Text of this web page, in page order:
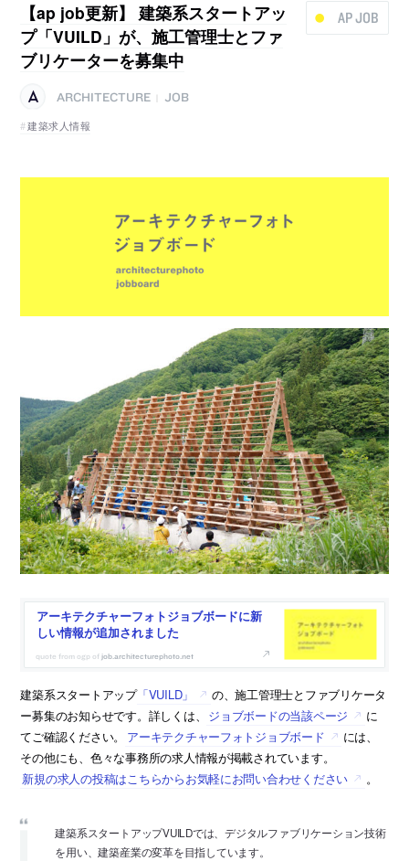
AP JOB
【ap job更新】 建築系スタートアッ
プ「VUILD」が、施工管理士とファ
ブリケーターを募集中
ARCHITECTURE
JOB
建築求人情報
アーキテクチャーフォトジョブボードに新
しい情報が追加されました
job.architecturephoto.net
建築系スタートアップ「VUILD」
の、施工管理士とファブリケータ
ー募集のお知らせです。詳しくは、
ジョブボードの当該ページ
に
てご確認ください。
アーキテクチャーフォトジョブボード
には、
その他にも、色々な事務所の求人情報が掲載されています。
新規の求人の投稿はこちらからお気軽にお問い合わせください
。
建築系スタートアップVUILDでは、デジタルファブリケーション技術
を用い、建築産業の変革を目指しています。